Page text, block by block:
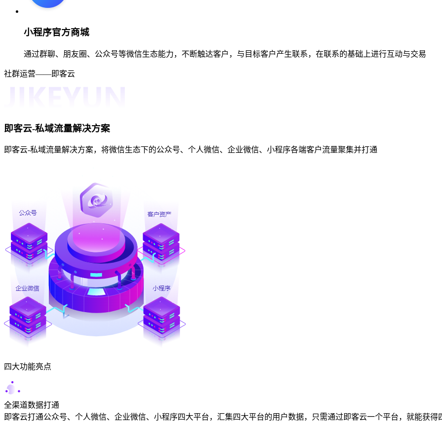
小程序官方商城
通过群聊、朋友圈、公众号等微信生态能力，不断触达客户，与目标客户产生联系，在联系的基础上进行互动与交易
社群运营——即客云
即客云-私域流量解决方案
即客云-私域流量解决方案，将微信生态下的公众号、个人微信、企业微信、小程序各端客户流量聚集并打通
四大功能亮点
全渠道数据打通
即客云打通公众号、个人微信、企业微信、小程序四大平台，汇集四大平台的用户数据，只需通过即客云一个平台，就能获